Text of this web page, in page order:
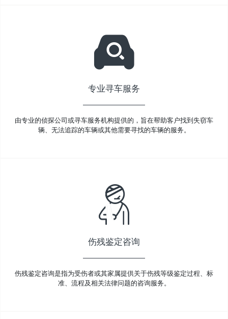
专业寻车服务
由专业的侦探公司或寻车服务机构提供的，旨在帮助客户找到失窃车
辆、无法追踪的车辆或其他需要寻找的车辆的服务。
伤残鉴定咨询
伤残鉴定咨询是指为受伤者或其家属提供关于伤残等级鉴定过程、标
准、流程及相关法律问题的咨询服务。